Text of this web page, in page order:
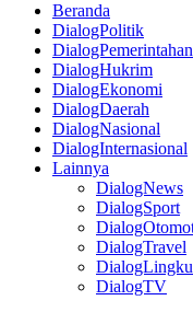
Beranda
DialogPolitik
DialogPemerintahan
DialogHukrim
DialogEkonomi
DialogDaerah
DialogNasional
DialogInternasional
Lainnya
DialogNews
DialogSport
DialogTravel
DialogTV